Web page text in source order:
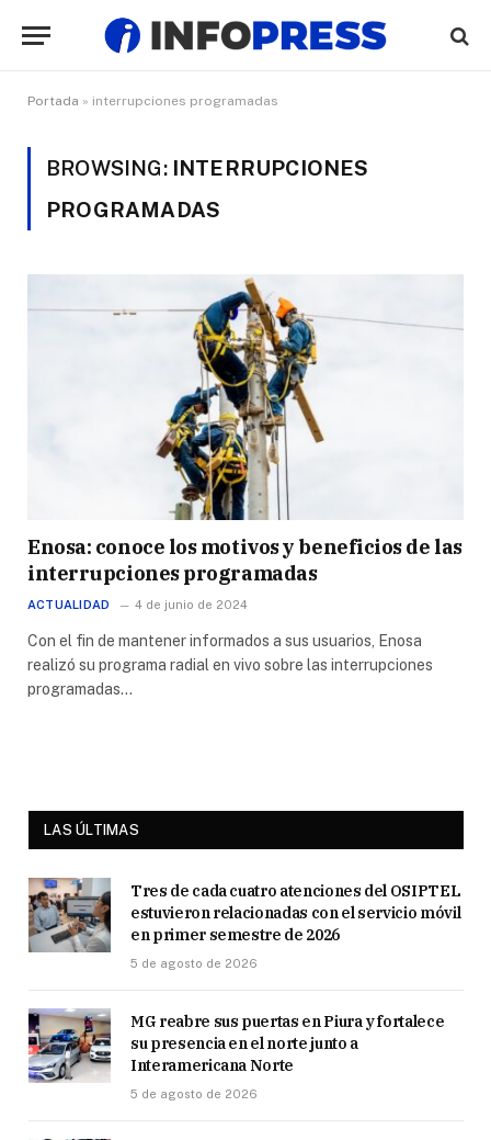
Portada » interrupciones programadas
BROWSING: INTERRUPCIONES
PROGRAMADAS
Enosa: conoce los motivos y beneficios de las
interrupciones programadas
ACTUALIDAD 4 de junio de 2024
Con el fin de mantener informados a sus usuarios, Enosa
realizó su programa radial en vivo sobre las interrupciones
programadas…
LAS ÚLTIMAS
Tres de cada cuatro atenciones del OSIPTEL
estuvieron relacionadas con el servicio móvil
en primer semestre de 2026
5 de agosto de 2026
MG reabre sus puertas en Piura y fortalece
su presencia en el norte junto a
Interamericana Norte
5 de agosto de 2026